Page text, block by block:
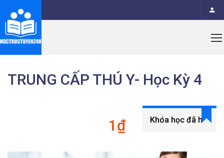
TRUNG CẤP THÚ Y- Học Kỳ 4
1₫ Khóa học đã hết